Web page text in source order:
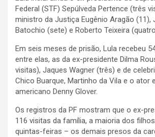
Federal (STF) Sepúlveda Pertence (três
ministro da Justiça Eugênio Aragão (11),
Batochio (sete) e Roberto Teixeira
Em seis meses de prisão, Lula recebeu
entre elas, as da ex-presidente Dilma
visitas), Jaques Wagner (três) e de
Chico Buarque, Martinho da Vila e o ator
americano Denny Glover.
Os registros da PF mostram que o ex-
116 visitas da família, a maioria dos
quintas-feiras – os demais presos da